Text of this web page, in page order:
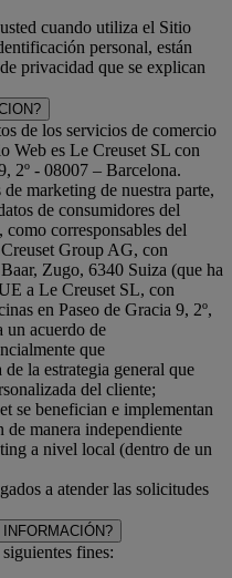
cuando utiliza el Sitio
personal, están
privacidad que se explican
de los servicios de comercio
Web es Le Creuset SL con
2º - 08007 – Barcelona.
marketing de nuestra parte,
de consumidores del
como corresponsables del
Group AG, con
Zugo, 6340 Suiza (que ha
a Le Creuset SL, con
en Paseo de Gracia 9, 2º,
un acuerdo de
que
la estrategia general que
del cliente;
se benefician e implementan
de manera independiente
a nivel local (dentro de un
a atender las solicitudes
fines: